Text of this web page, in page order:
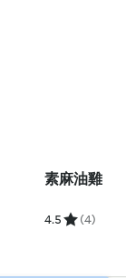
素麻油雞
4.5 (4)